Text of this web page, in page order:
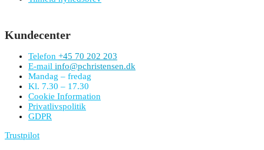
Kundecenter
Telefon +45 70 202 203
E-mail info@pchristensen.dk
Mandag – fredag
Kl. 7.30 – 17.30
Cookie Information
Privatlivspolitik
GDPR
Trustpilot